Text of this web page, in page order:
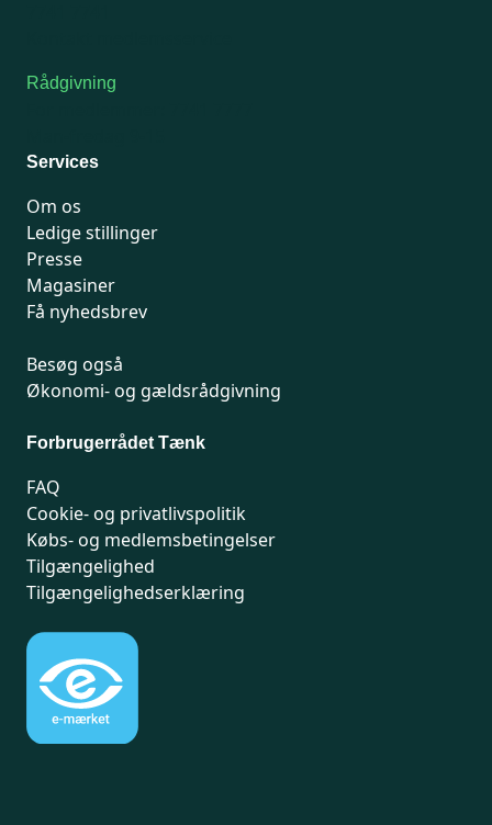
Rådgivning
Services
Om os
Ledige stillinger
Presse
Magasiner
Få nyhedsbrev
Besøg også
Økonomi- og gældsrådgivning
Forbrugerrådet Tænk
FAQ
Cookie- og privatlivspolitik
Købs- og medlemsbetingelser
Tilgængelighed
Tilgængelighedserklæring